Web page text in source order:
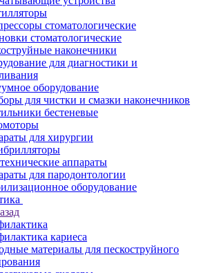
стоматологические
стоматологические
наконечники
для диагностики и
оборудование
для чистки и смазки наконечников
бестеневые
для хирургии
аппараты
для пародонтологии
оборудование
кариеса
материалы для пескоструйного